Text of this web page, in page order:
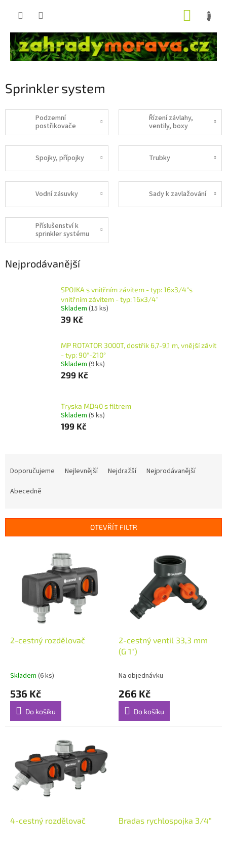
Sprinkler system
Podzemní
postřikovače
Řízení závlahy,
ventily, boxy
Spojky, přípojky Trubky
Vodní zásuvky Sady k zavlažování
Příslušenství k
sprinkler systému
Nejprodávanější
SPOJKA s vnitřním závitem - typ: 16x3/4"s
vnitřním závitem - typ: 16x3/4"
Skladem (15 ks)
39 Kč
MP ROTATOR 3000T, dostřik 6,7-9,1 m, vnější závit
- typ: 90°-210°
Skladem (9 ks)
299 Kč
Tryska MD40 s filtrem
Skladem (5 ks)
199 Kč
r
Doporučujeme Nejlevnější Nejdražší
Nejprodávanější
Abecedně
OTEVŘÍT FILTR
2-cestný rozdělovač
Skladem (6 ks)
536 Kč
Do košíku
2-cestný ventil 33,3 mm
(G 1")
Na objednávku
266 Kč
Do košíku
4-cestný rozdělovač Bradas rychlospojka 3/4"